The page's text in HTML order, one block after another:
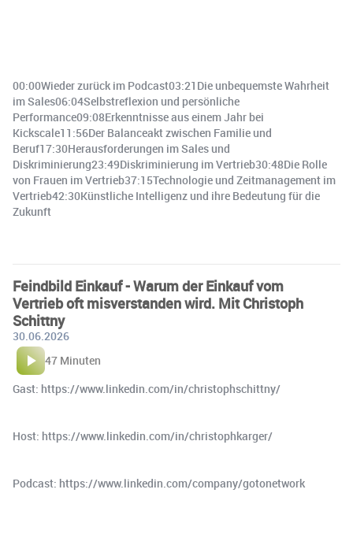
00:00Wieder zurück im Podcast03:21Die unbequemste Wahrheit
im Sales06:04Selbstreflexion und persönliche
Performance09:08Erkenntnisse aus einem Jahr bei
Kickscale11:56Der Balanceakt zwischen Familie und
Beruf17:30Herausforderungen im Sales und
Diskriminierung23:49Diskriminierung im Vertrieb30:48Die Rolle
von Frauen im Vertrieb37:15Technologie und Zeitmanagement im
Vertrieb42:30Künstliche Intelligenz und ihre Bedeutung für die
Zukunft
Feindbild Einkauf - Warum der Einkauf vom
Vertrieb oft misverstanden wird. Mit Christoph
Schittny
30.06.2026
47 Minuten
Gast: https://www.linkedin.com/in/christophschittny/
Host: https://www.linkedin.com/in/christophkarger/
Podcast: https://www.linkedin.com/company/gotonetwork